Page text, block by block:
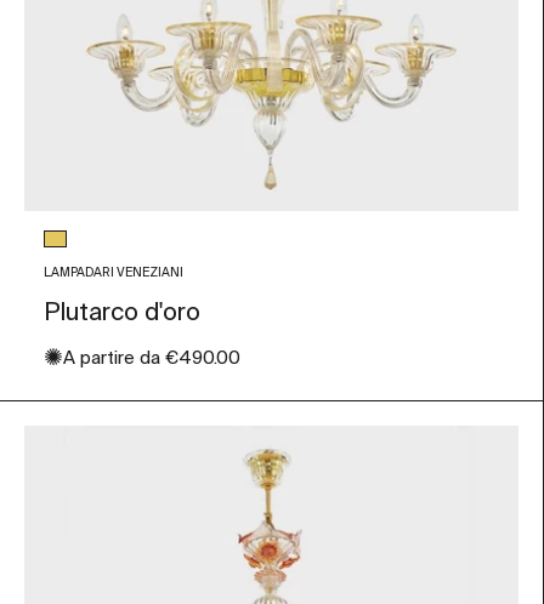
Colore vetro
Foglia Oro
LAMPADARI VENEZIANI
Plutarco d'oro
✺Prezzo scontato
A partire da €490.00